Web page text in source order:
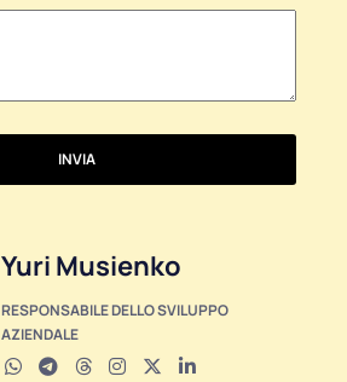
INVIA
Yuri Musienko
RESPONSABILE DELLO SVILUPPO
AZIENDALE